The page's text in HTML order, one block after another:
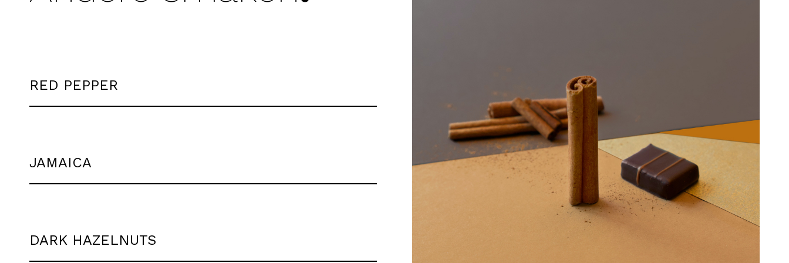
RED PEPPER
JAMAICA
DARK HAZELNUTS